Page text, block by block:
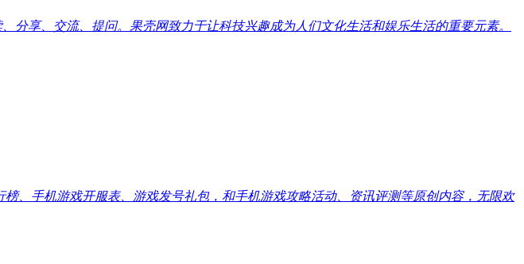
享、交流、提问。果壳网致力于让科技兴趣成为人们文化生活和娱乐生活的重要元素。
、手机游戏开服表、游戏发号礼包，和手机游戏攻略活动、资讯评测等原创内容，无限欢